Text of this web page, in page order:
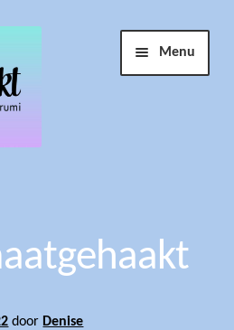
Menu
door Denise